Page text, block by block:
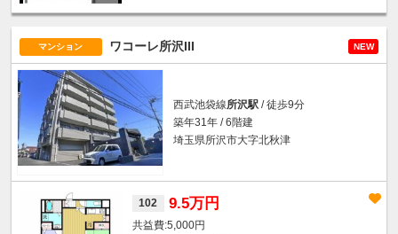
マンション ワコーレ所沢III NEW
西武池袋線所沢駅 / 徒歩9分
築年31年 / 6階建
埼玉県所沢市大字北秋津
102 9.5万円
5,000円